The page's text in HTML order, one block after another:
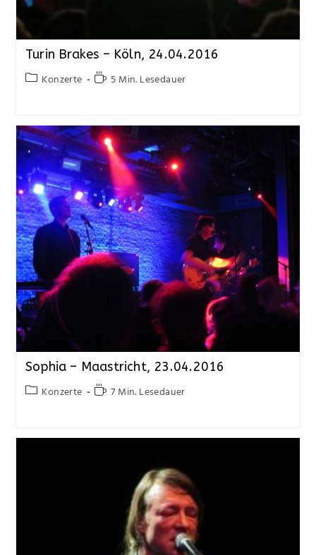
Turin Brakes – Köln, 24.04.2016
Konzerte 5 Min. Lesedauer
Sophia – Maastricht, 23.04.2016
Konzerte 7 Min. Lesedauer